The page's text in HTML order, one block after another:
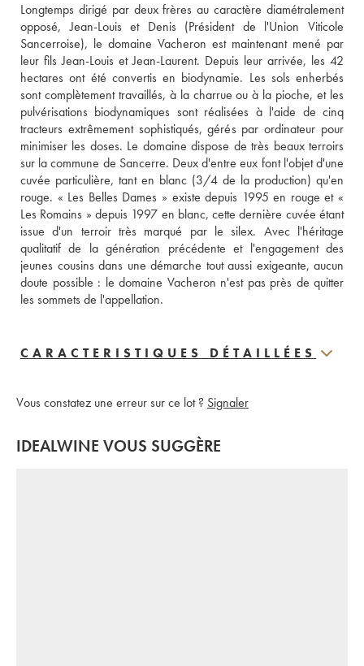
Longtemps dirigé par deux frères au caractère diamétralement
opposé, Jean-Louis et Denis (Président de l'Union Viticole
Sancerroise), le domaine Vacheron est maintenant mené par
leur fils Jean-Louis et Jean-Laurent. Depuis leur arrivée, les 42
hectares ont été convertis en biodynamie. Les sols enherbés
sont complètement travaillés, à la charrue ou à la pioche, et les
pulvérisations biodynamiques sont réalisées à l'aide de cinq
tracteurs extrêmement sophistiqués, gérés par ordinateur pour
minimiser les doses. Le domaine dispose de très beaux terroirs
sur la commune de Sancerre. Deux d'entre eux font l'objet d'une
cuvée particulière, tant en blanc (3/4 de la production) qu'en
rouge. « Les Belles Dames » existe depuis 1995 en rouge et «
Les Romains » depuis 1997 en blanc, cette dernière cuvée étant
issue d'un terroir très marqué par le silex. Avec l'héritage
qualitatif de la génération précédente et l'engagement des
jeunes cousins dans une démarche tout aussi exigeante, aucun
doute possible : le domaine Vacheron n'est pas près de quitter
les sommets de l'appellation.
CARACTERISTIQUES DÉTAILLÉES
Vous constatez une erreur sur ce lot ? Signaler
IDEALWINE VOUS SUGGÈRE